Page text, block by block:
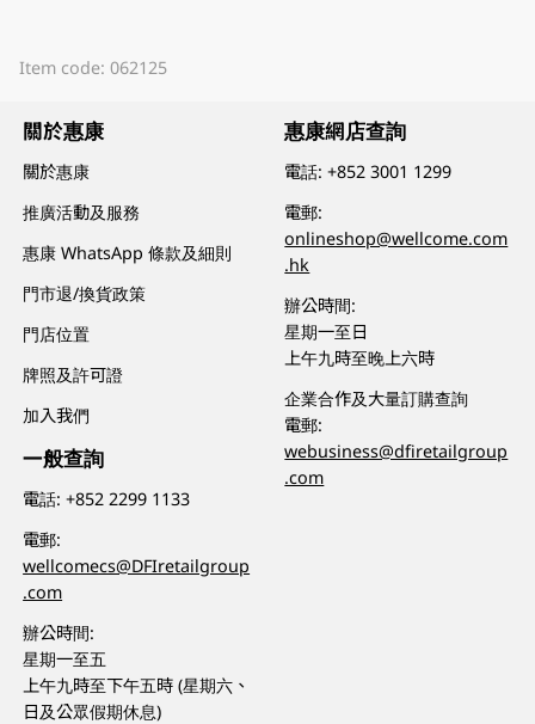
Item code: 062125
關於惠康
關於惠康
推廣活動及服務
惠康 WhatsApp 條款及細則
門市退/換貨政策
門店位置
牌照及許可證
加入我們
一般查詢
電話:+852 2299 1133
電郵:
wellcomecs@DFIretailgroup
.com
辦公時間:
星期一至五
上午九時至下午五時 (星期六、
日及公眾假期休息)
惠康網店查詢
電話:+852 3001 1299
電郵:
onlineshop@wellcome.com
.hk
辦公時間:
星期一至日
上午九時至晚上六時
企業合作及大量訂購查詢
電郵:
webusiness@dfiretailgroup
.com